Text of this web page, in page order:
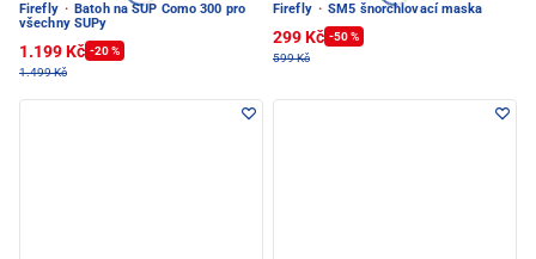
Firefly · Batoh na SUP Como 300 pro
všechny SUPy
1.199 Kč -20 %
1.499 Kč
Firefly · SM5 šnorchlovací maska
299 Kč -50 %
599 Kč